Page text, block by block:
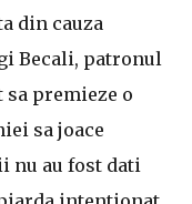
din cauza
Becali, patronul
sa premieze o
sa joace
nu au fost dati